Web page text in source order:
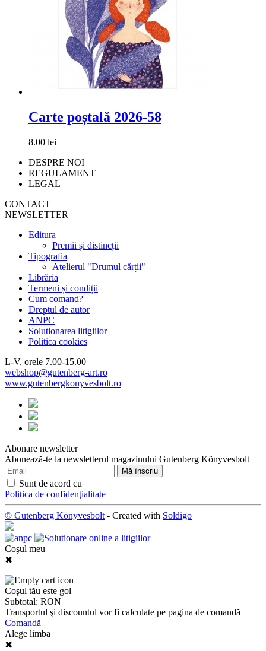
Carte poștală 2026-58
8.00 lei
DESPRE NOI
REGULAMENT
LEGAL
CONTACT
NEWSLETTER
Editura
Premii și distincții
Tipografia
Atelierul "Drumul cărții"
Librăria
Termeni și condiții
Cum comand?
Dreptul de autor
ANPC
Solutionarea litigiilor
Politica cookies
L-V, orele 7.00-15.00
webshop@gutenberg-art.ro
www.gutenbergkonyvesbolt.ro
Abonare newsletter
Abonează-te la newsletterul magazinului Gutenberg Könyvesbolt
Sunt de acord cu
Politica de confidenţialitate
© Gutenberg Könyvesbolt - Created with Soldigo
Coşul meu
✖
Coşul tău este gol
Subtotal: RON
Transportul şi discountul vor fi calculate pe pagina de comandă
Comandă
Alege limba
✖